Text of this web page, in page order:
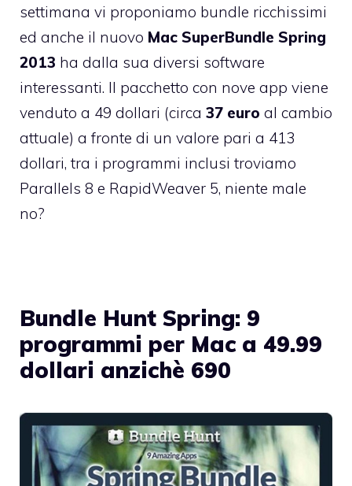
settimana vi proponiamo bundle ricchissimi
ed anche il nuovo Mac SuperBundle Spring
2013 ha dalla sua diversi software
interessanti. Il pacchetto con nove app viene
venduto a 49 dollari (circa 37 euro al cambio
attuale) a fronte di un valore pari a 413
dollari, tra i programmi inclusi troviamo
Parallels 8 e RapidWeaver 5, niente male
no?
Bundle Hunt Spring: 9
programmi per Mac a 49.99
dollari anzichè 690